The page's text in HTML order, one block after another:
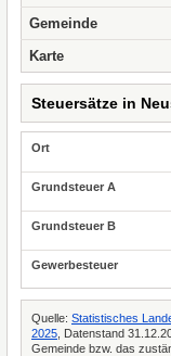
Gemeinde
Karte
Steuersätze in
Quelle: Statistisches
2025 , Datenstand
Gemeinde bzw. das